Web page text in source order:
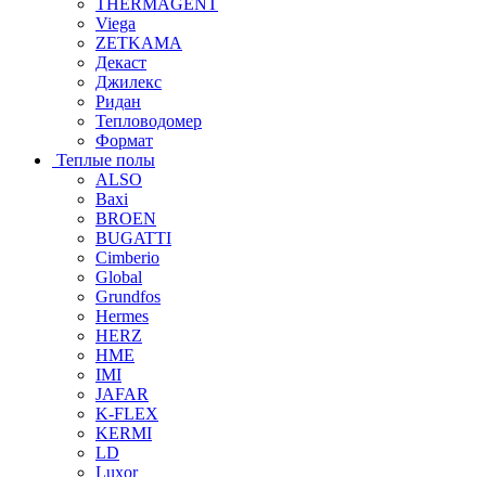
Viega
ZETKAMA
Декаст
Джилекс
Ридан
Тепловодомер
Формат
Теплые полы
ALSO
Baxi
BROEN
BUGATTI
Cimberio
Global
Grundfos
Hermes
HERZ
HME
IMI
JAFAR
K-FLEX
KERMI
LD
Luxor